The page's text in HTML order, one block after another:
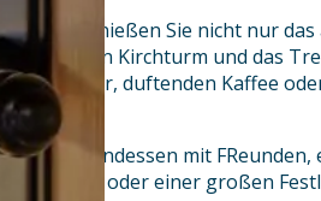
genießen Sie nicht nur
auf den Kirchturm und das
Eisbecher, duftenden Kaffee
Abendessen mit
oder einer großen